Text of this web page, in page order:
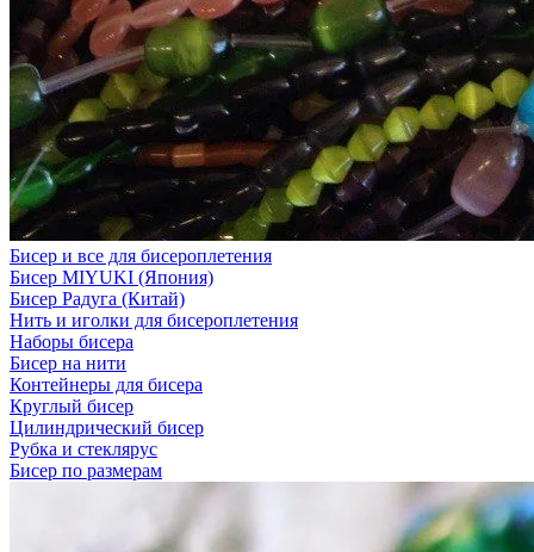
Бисер и все для бисероплетения
Бисер MIYUKI (Япония)
Бисер Радуга (Китай)
Нить и иголки для бисероплетения
Наборы бисера
Бисер на нити
Контейнеры для бисера
Круглый бисер
Цилиндрический бисер
Рубка и стеклярус
Бисер по размерам